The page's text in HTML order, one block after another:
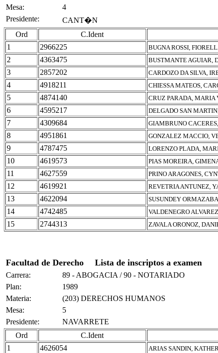
Mesa:
4
Presidente:
CANT�N
Ord
C.Ident
1
2966225 BUGNA ROSSI,
2 4363475 BUSTMANTE AGUIAR,
3 2857202 CARDOZO DA SILVA,
4 4918211 CHIESSA MATEOS,
5 4874140 CRUZ PARADA, MARIA
6 4595217 DELGADO SAN
7 4309684 GIAMBRUNO
8 4951861 GONZALEZ MACCIO,
9 4787475 LORENZO PLADA,
10 4619573 PIAS MOREIRA,
11 4627559 PRINO ARAGONES,
12 4619921 REVETRIA ANTUNEZ,
13 4622094 SUSUNDEY
14 4742485 VALDENEGRO
15 2744313 ZAVALA ORONOZ,
Facultad de Derecho Lista de inscriptos a examen
Carrera:
89 - ABOGACIA / 90 - NOTARIADO
Plan:
1989
Materia:
(203) DERECHOS HUMANOS
Mesa:
5
Presidente:
NAVARRETE
Ord
C.Ident
1
4626054 ARIAS SANDIN,